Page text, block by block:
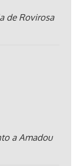
de Rovirosa
a Amadou